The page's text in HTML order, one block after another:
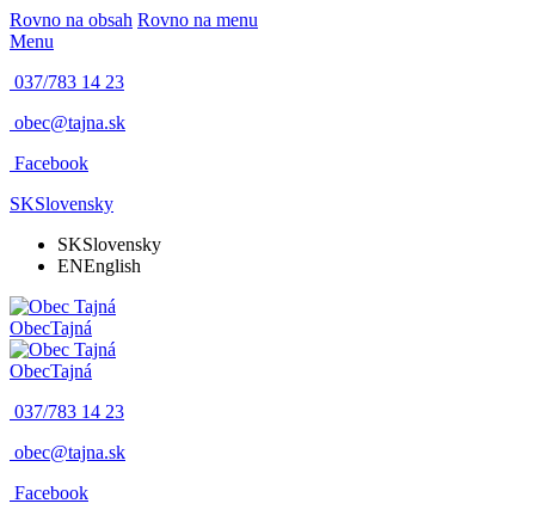
Rovno na obsah Rovno na menu
Menu
037/783 14 23
obec@tajna.sk
Facebook
SKSlovensky
SKSlovensky
ENEnglish
ObecTajná
ObecTajná
037/783 14 23
obec@tajna.sk
Facebook